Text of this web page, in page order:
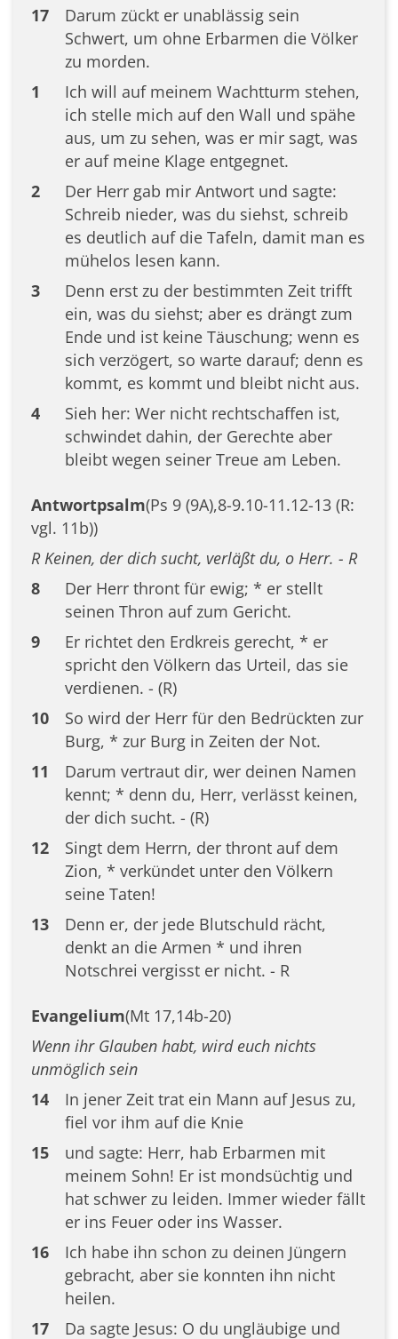
17
Darum zückt er unablässig sein
Schwert, um ohne Erbarmen die Völker
zu morden.
1
Ich will auf meinem Wachtturm stehen,
ich stelle mich auf den Wall und spähe
aus, um zu sehen, was er mir sagt, was
er auf meine Klage entgegnet.
2
Der Herr gab mir Antwort und sagte:
Schreib nieder, was du siehst, schreib
es deutlich auf die Tafeln, damit man es
mühelos lesen kann.
3
Denn erst zu der bestimmten Zeit trifft
ein, was du siehst; aber es drängt zum
Ende und ist keine Täuschung; wenn es
sich verzögert, so warte darauf; denn es
kommt, es kommt und bleibt nicht aus.
4
Sieh her: Wer nicht rechtschaffen ist,
schwindet dahin, der Gerechte aber
bleibt wegen seiner Treue am Leben.
Antwortpsalm(Ps 9 (9A),8-9.10-11.12-13 (R:
vgl. 11b))
R Keinen, der dich sucht, verläßt du, o Herr. - R
8
Der Herr thront für ewig; * er stellt
seinen Thron auf zum Gericht.
9
Er richtet den Erdkreis gerecht, * er
spricht den Völkern das Urteil, das sie
verdienen. - (R)
10
So wird der Herr für den Bedrückten zur
Burg, * zur Burg in Zeiten der Not.
11
Darum vertraut dir, wer deinen Namen
kennt; * denn du, Herr, verlässt keinen,
der dich sucht. - (R)
12
Singt dem Herrn, der thront auf dem
Zion, * verkündet unter den Völkern
seine Taten!
13
Denn er, der jede Blutschuld rächt,
denkt an die Armen * und ihren
Notschrei vergisst er nicht. - R
Evangelium(Mt 17,14b-20)
Wenn ihr Glauben habt, wird euch nichts
unmöglich sein
14
In jener Zeit trat ein Mann auf Jesus zu,
fiel vor ihm auf die Knie
15
und sagte: Herr, hab Erbarmen mit
meinem Sohn! Er ist mondsüchtig und
hat schwer zu leiden. Immer wieder fällt
er ins Feuer oder ins Wasser.
16
Ich habe ihn schon zu deinen Jüngern
gebracht, aber sie konnten ihn nicht
heilen.
17
Da sagte Jesus: O du ungläubige und